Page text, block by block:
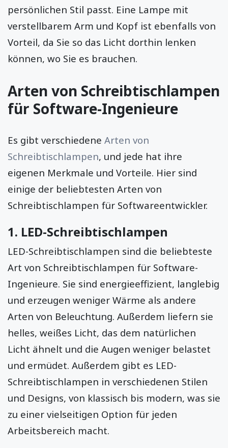
persönlichen Stil passt. Eine Lampe mit
verstellbarem Arm und Kopf ist ebenfalls von
Vorteil, da Sie so das Licht dorthin lenken
können, wo Sie es brauchen.
Arten von Schreibtischlampen
für Software-Ingenieure
Es gibt verschiedene Arten von
Schreibtischlampen, und jede hat ihre
eigenen Merkmale und Vorteile. Hier sind
einige der beliebtesten Arten von
Schreibtischlampen für Softwareentwickler.
1. LED-Schreibtischlampen
LED-Schreibtischlampen sind die beliebteste
Art von Schreibtischlampen für Software-
Ingenieure. Sie sind energieeffizient, langlebig
und erzeugen weniger Wärme als andere
Arten von Beleuchtung. Außerdem liefern sie
helles, weißes Licht, das dem natürlichen
Licht ähnelt und die Augen weniger belastet
und ermüdet. Außerdem gibt es LED-
Schreibtischlampen in verschiedenen Stilen
und Designs, von klassisch bis modern, was sie
zu einer vielseitigen Option für jeden
Arbeitsbereich macht.